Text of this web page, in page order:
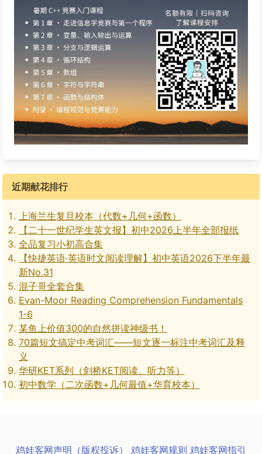
近期献花排行
上海兰生复旦校本（代数+几何+函数）
【二十一世纪学生英文报】初中2026上半年全部报纸
全品复习小初高合集
【快捷英语·英语时文阅读理解】初中英语2026下半年最
新No.31
混子哥全套合集
Evan-Moor Reading Comprehension Fundamentals
1-6
某鱼上价值300的自然拼读神级书！
70篇短文搞定中考词汇——短文逐一标注中考词汇及释
义
华研KET系列（剑桥KET阅读、听力等）
初中数学（二次函数+几何最值+华育校本）
鸡娃客网声明（版权投诉） 鸡娃客网规则 鸡娃客网指引